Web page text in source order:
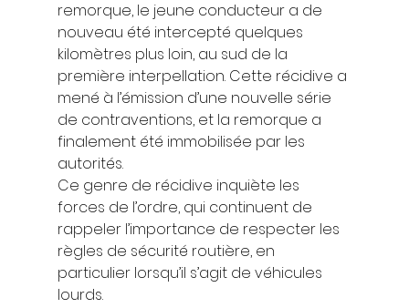
remorque, le jeune conducteur a de
nouveau été intercepté quelques
kilomètres plus loin, au sud de la
première interpellation. Cette récidive a
mené à l’émission d’une nouvelle série
de contraventions, et la remorque a
finalement été immobilisée par les
autorités.
Ce genre de récidive inquiète les
forces de l’ordre, qui continuent de
rappeler l’importance de respecter les
règles de sécurité routière, en
particulier lorsqu’il s’agit de véhicules
lourds.